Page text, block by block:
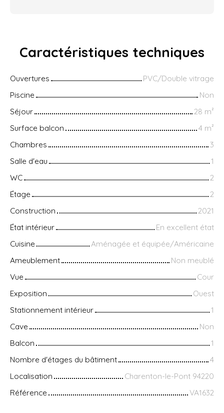
Caractéristiques techniques
Ouvertures
PVC/Double vitrage
Piscine
Non
Séjour
28 m²
Surface balcon
4 m²
Chambres
3
Salle d'eau
1
WC
2
Étage
2
Construction
2021
État intérieur
En excellent état
Cuisine
Aménagée et équipée/Américaine
Ameublement
Non meublé
Vue
Cour
Exposition
Ouest
Stationnement intérieur
1
Cave
Non
Balcon
1
Nombre d'étages du bâtiment
4
Localisation
Charenton-le-Pont 94220
Référence
VA1632